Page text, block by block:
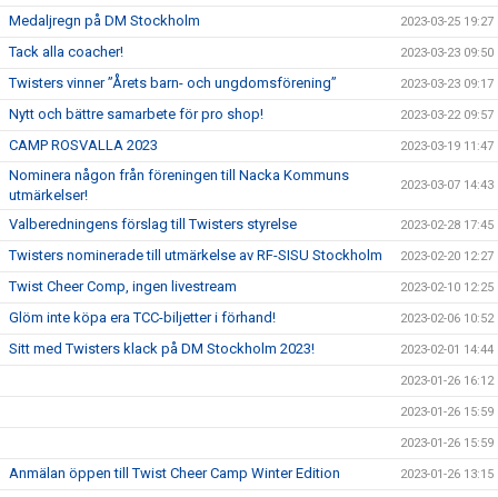
Medaljregn på DM Stockholm 2023-03-25 19:27
Tack alla coacher! 2023-03-23 09:50
Twisters vinner ”Årets barn- och ungdomsförening” 2023-03-23 09:17
Nytt och bättre samarbete för pro shop! 2023-03-22 09:57
CAMP ROSVALLA 2023 2023-03-19 11:47
Nominera någon från föreningen till Nacka Kommuns
utmärkelser!
2023-03-07 14:43
Valberedningens förslag till Twisters styrelse 2023-02-28 17:45
Twisters nominerade till utmärkelse av RF-SISU Stockholm 2023-02-20 12:27
Twist Cheer Comp, ingen livestream 2023-02-10 12:25
Glöm inte köpa era TCC-biljetter i förhand! 2023-02-06 10:52
Sitt med Twisters klack på DM Stockholm 2023! 2023-02-01 14:44
2023-01-26 16:12
2023-01-26 15:59
2023-01-26 15:59
Anmälan öppen till Twist Cheer Camp Winter Edition 2023-01-26 13:15